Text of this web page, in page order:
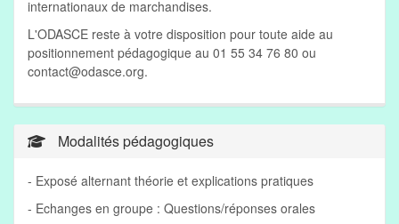
internationaux de marchandises.
L'ODASCE reste à votre disposition pour toute aide au
positionnement pédagogique au 01 55 34 76 80 ou
contact@odasce.org.
Modalités pédagogiques
- Exposé alternant théorie et explications pratiques
- Echanges en groupe : Questions/réponses orales